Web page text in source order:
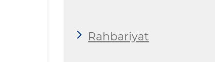
Rahbariyat